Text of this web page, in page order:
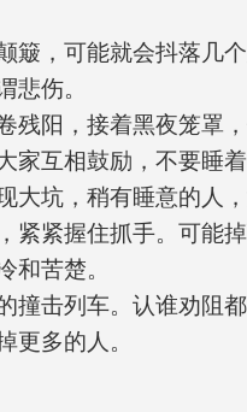
，可能就会抖落几个
悲伤。
残阳，接着黑夜笼罩
家互相鼓励，不要睡
大坑，稍有睡意的人
紧紧握住抓手。可能
和苦楚。
击列车。认谁劝阻都
更多的人。